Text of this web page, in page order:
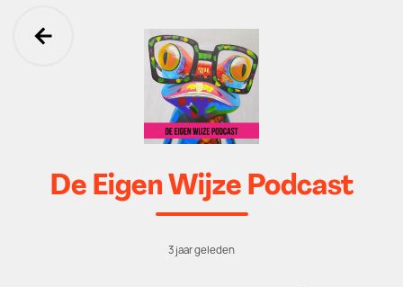
Ga terug
De Eigen Wijze Podcast
3 jaar geleden